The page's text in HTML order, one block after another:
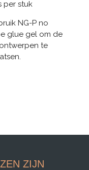
per stuk
NG-P no
glue gel om de
te
ZIJN